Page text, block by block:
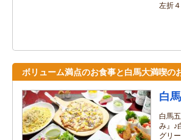
左折４
ボリューム満点のお食事と白馬大満喫の
白
白馬
み』♪
グリ